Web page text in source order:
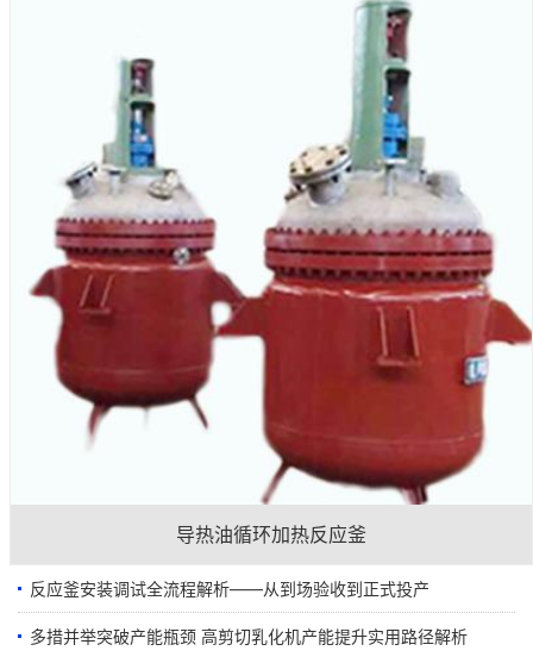
导热油循环加热反应釜
反应釜安装调试全流程解析——从到场验收到正式投产
2026-06-10
多措并举突破产能瓶颈 高剪切乳化机产能提升实用路径解析